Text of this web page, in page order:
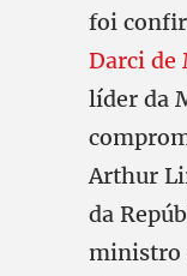
foi
Darci de
líder da
Arthur
da
ministro